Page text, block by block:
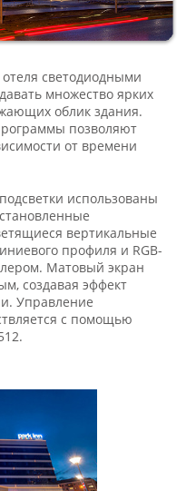
светодиодными
множество ярких
облик здания.
позволяют
от времени
использованы
вертикальные
профиля и RGB-
Матовый экран
создавая эффект
Управление
с помощью